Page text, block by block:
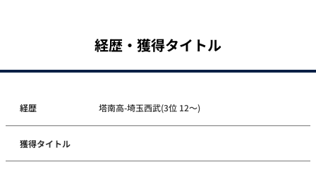
経歴・獲得タイトル
経歴 塔南高-埼玉西武(3位 12～)
獲得タイトル